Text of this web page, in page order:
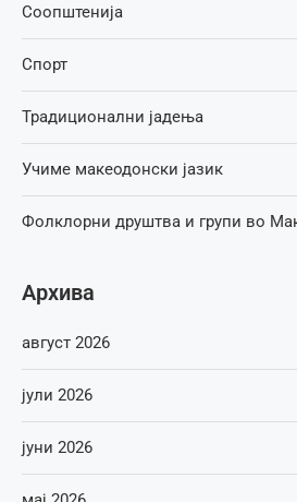
Соопштенија
Спорт
Традиционални јадења
Учиме макеодонски јазик
Фолклорни друштва и групи во
Архива
август 2026
јули 2026
јуни 2026